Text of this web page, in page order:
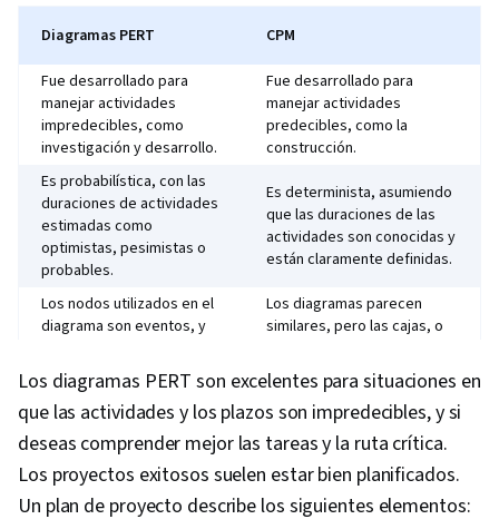
Diagramas PERT CPM
Fue desarrollado para
manejar actividades
impredecibles, como
investigación y desarrollo.
Fue desarrollado para
manejar actividades
predecibles, como la
construcción.
Es probabilística, con las
duraciones de actividades
estimadas como
optimistas, pesimistas o
probables.
Es determinista, asumiendo
que las duraciones de las
actividades son conocidas y
están claramente definidas.
Los nodos utilizados en el
diagrama son eventos, y
las tareas.
Los diagramas parecen
similares, pero las cajas, o
mismas.
Se centra en la actividad
excelente cuando se mira
el proyecto desde el
punto de vista del cliente
del proyecto.
Se centra en la tarea, y, por
lo tanto, es mejor cuando se
consideran las tareas desde
el punto de vista de las
personas que las
completan.
Los diagramas PERT son excelentes para situaciones en
que las actividades y los plazos son impredecibles, y si
deseas comprender mejor las tareas y la ruta crítica.
Los proyectos exitosos suelen estar bien planificados.
Un plan de proyecto describe los siguientes elementos: